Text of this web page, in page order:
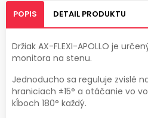
POPIS DETAIL PRODUKTU
Držiak AX-FLEXI-APOLLO je
monitora na stenu.
Jednoducho sa reguluje zvislé
hraniciach ±15° a otáčanie vo
kĺboch 180° každý.